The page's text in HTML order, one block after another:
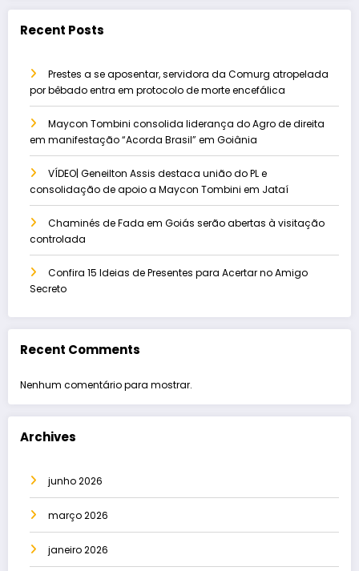
Recent Posts
Prestes a se aposentar, servidora da Comurg atropelada
por bêbado entra em protocolo de morte encefálica
Maycon Tombini consolida liderança do Agro de direita
em manifestação “Acorda Brasil” em Goiânia
VÍDEO| Geneilton Assis destaca união do PL e
consolidação de apoio a Maycon Tombini em Jataí
Chaminés de Fada em Goiás serão abertas à visitação
controlada
Confira 15 Ideias de Presentes para Acertar no Amigo
Secreto
Recent Comments
Nenhum comentário para mostrar.
Archives
junho 2026
março 2026
janeiro 2026